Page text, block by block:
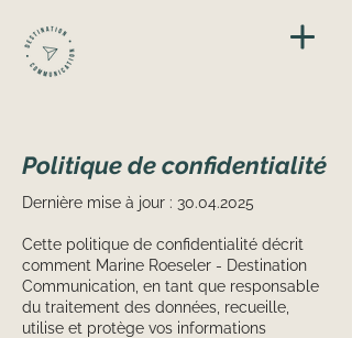
Politique de confidentialité
Dernière mise à jour : 30.04.2025
Cette politique de confidentialité décrit
comment Marine Roeseler - Destination
Communication, en tant que responsable
du traitement des données, recueille,
utilise et protège vos informations